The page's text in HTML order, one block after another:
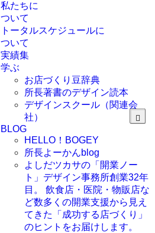
私たちに
ついて
トータルスケジュールに
ついて
実績集
学ぶ
お店づくり豆辞典
所長著書のデザイン読本
デザインスクール（関連会
社）
BLOG
HELLO！BOGEY
所長よーかんblog
よしだツカサの「開業ノー
ト」 デザイン事務所創業32年
目。 飲食店・医院・物販店な
ど数多くの開業支援から見え
てきた「成功する店づくり」
のヒントをお届けします。